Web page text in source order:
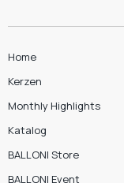
Home
Kerzen
Monthly Highlights
Katalog
BALLONI Store
BALLONI Event